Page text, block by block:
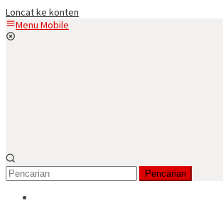
Loncat ke konten
Menu Mobile
Pencarian